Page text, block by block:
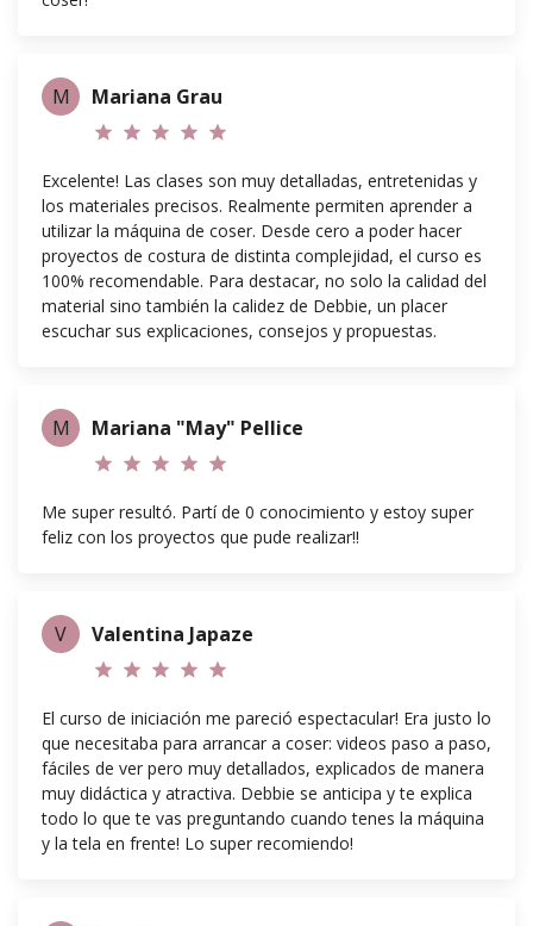
M Mariana Grau
star star star star star
Excelente! Las clases son muy detalladas, entretenidas y
los materiales precisos. Realmente permiten aprender a
utilizar la máquina de coser. Desde cero a poder hacer
proyectos de costura de distinta complejidad, el curso es
100% recomendable. Para destacar, no solo la calidad del
material sino también la calidez de Debbie, un placer
escuchar sus explicaciones, consejos y propuestas.
M Mariana "May" Pellice
star star star star star
Me super resultó. Partí de 0 conocimiento y estoy super
feliz con los proyectos que pude realizar!!
V Valentina Japaze
star star star star star
El curso de iniciación me pareció espectacular! Era justo lo
que necesitaba para arrancar a coser: videos paso a paso,
fáciles de ver pero muy detallados, explicados de manera
muy didáctica y atractiva. Debbie se anticipa y te explica
todo lo que te vas preguntando cuando tenes la máquina
y la tela en frente! Lo super recomiendo!